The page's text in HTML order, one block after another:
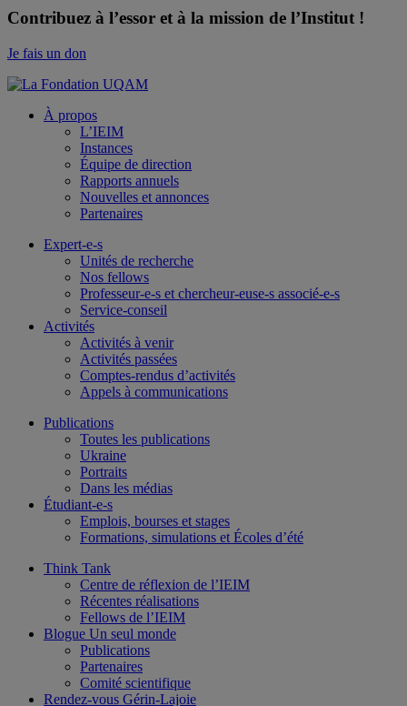
Contribuez à l’essor et à la mission de l’Institut !
Je fais un don
À propos
L’IEIM
Instances
Équipe de direction
Rapports annuels
Nouvelles et annonces
Partenaires
Expert-e-s
Unités de recherche
Nos fellows
Professeur-e-s et chercheur-euse-s associé-e-s
Service-conseil
Activités
Activités à venir
Activités passées
Comptes-rendus d’activités
Appels à communications
Publications
Toutes les publications
Ukraine
Portraits
Dans les médias
Étudiant-e-s
Emplois, bourses et stages
Formations, simulations et Écoles d’été
Think Tank
Centre de réflexion de l’IEIM
Récentes réalisations
Fellows de l’IEIM
Blogue Un seul monde
Publications
Partenaires
Comité scientifique
Rendez-vous Gérin-Lajoie